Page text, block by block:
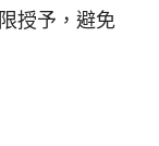
授予，避免